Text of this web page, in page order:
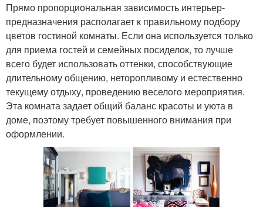
Прямо пропорциональная зависимость интерьер-
предназначения располагает к правильному подбору
цветов гостиной комнаты. Если она используется только
для приема гостей и семейных посиделок, то лучше
всего будет использовать оттенки, способствующие
длительному общению, неторопливому и естественно
текущему отдыху, проведению веселого мероприятия.
Эта комната задает общий баланс красоты и уюта в
доме, поэтому требует повышенного внимания при
оформлении.